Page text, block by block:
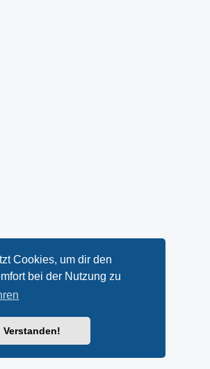
Cookies, um dir den
bei der Nutzung zu
Verstanden!